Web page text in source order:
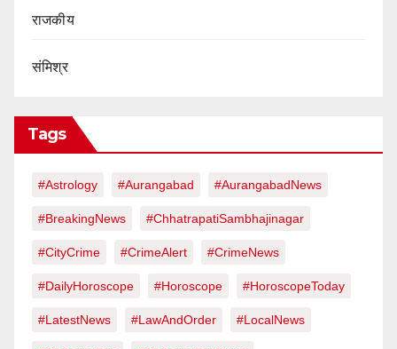
राजकीय
संमिश्र
Tags
#Astrology #Aurangabad #AurangabadNews
#BreakingNews #ChhatrapatiSambhajinagar
#CityCrime #CrimeAlert #CrimeNews
#DailyHoroscope #Horoscope #HoroscopeToday
#LatestNews #LawAndOrder #LocalNews